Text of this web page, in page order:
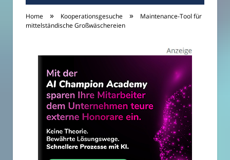
Home » Kooperationsgesuche »
Maintenance-Tool für
mittelständische Großwäschereien